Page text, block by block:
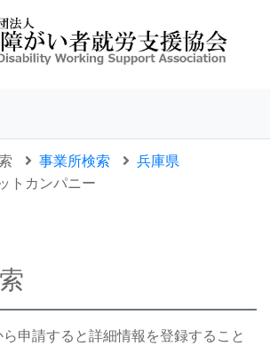
事業所検索
兵庫県
トカンパニー
ら申請すると詳細情報を登録すること